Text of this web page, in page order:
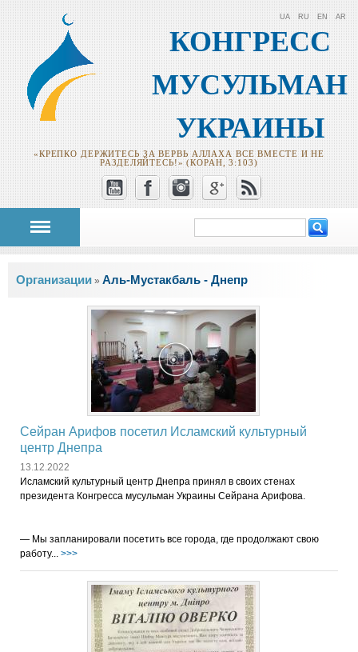
КОНГРЕСС
МУСУЛЬМАН
УКРАИНЫ
«КРЕПКО ДЕРЖИТЕСЬ ЗА ВЕРВЬ АЛЛАХА ВСЕ ВМЕСТЕ И НЕ
РАЗДЕЛЯЙТЕСЬ!» (КОРАН, 3:103)
UA RU EN AR
Форма поиска
Вы здесь
Oрганизации » Аль-Мустакбаль - Днепр
Сейран Арифов посетил Исламский культурный
центр Днепра
13.12.2022
Исламский культурный центр Днепра принял в своих стенах
президента Конгресса мусульман Украины Сейрана Арифова.
— Мы запланировали посетить все города, где продолжают свою
работу... >>>